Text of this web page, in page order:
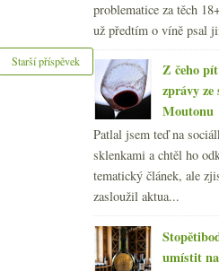
Starší příspěvek
problematice za těch
už předtím o víně psal
Z čeho
zprávy ze
Moutonu
Patlal jsem teď na
sklenkami a chtěl ho
tematický článek, ale
zasloužil aktua...
umístit